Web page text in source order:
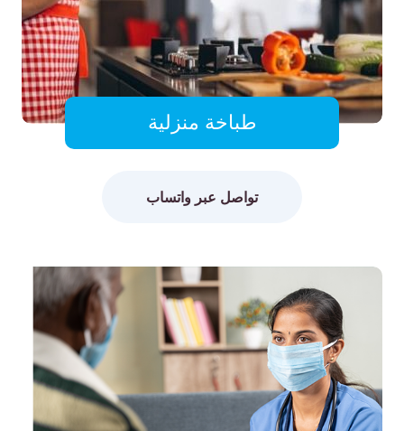
طباخة منزلية
تواصل عبر واتساب